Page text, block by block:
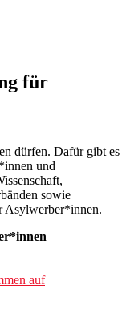
für
dürfen. Dafür gibt es
und
sowie
Asylwerber*innen.
auf